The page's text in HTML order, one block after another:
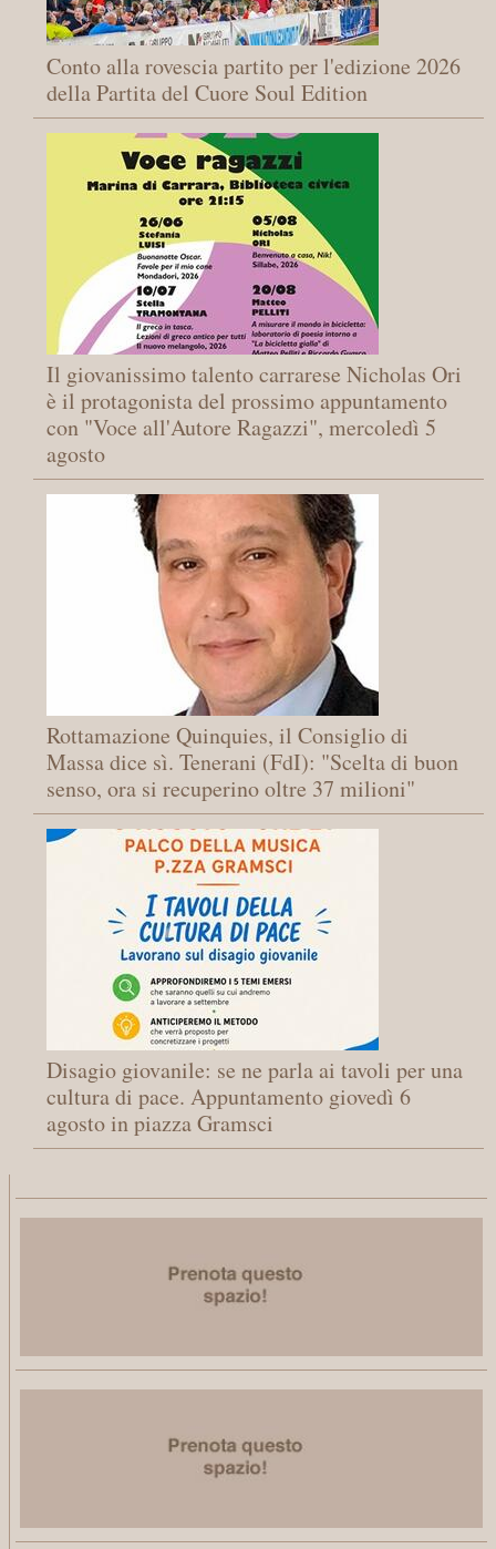
Conto alla rovescia partito per l'edizione 2026
della Partita del Cuore Soul Edition
Il giovanissimo talento carrarese Nicholas Ori
è il protagonista del prossimo appuntamento
con "Voce all'Autore Ragazzi", mercoledì 5
agosto
Rottamazione Quinquies, il Consiglio di
Massa dice sì. Tenerani (FdI): "Scelta di buon
senso, ora si recuperino oltre 37 milioni"
Disagio giovanile: se ne parla ai tavoli per una
cultura di pace. Appuntamento giovedì 6
agosto in piazza Gramsci